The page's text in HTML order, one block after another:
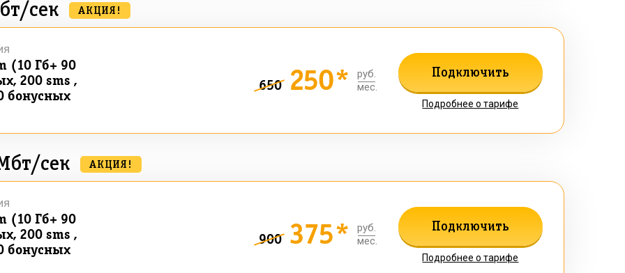
сек АКЦИЯ!
(10 Гб+ 90
200 sms ,
бонусных
650 250*
руб.
мес.
Подключить
Подробнее о тарифе
сек АКЦИЯ!
(10 Гб+ 90
200 sms ,
бонусных
900 375*
руб.
мес.
Подключить
Подробнее о тарифе